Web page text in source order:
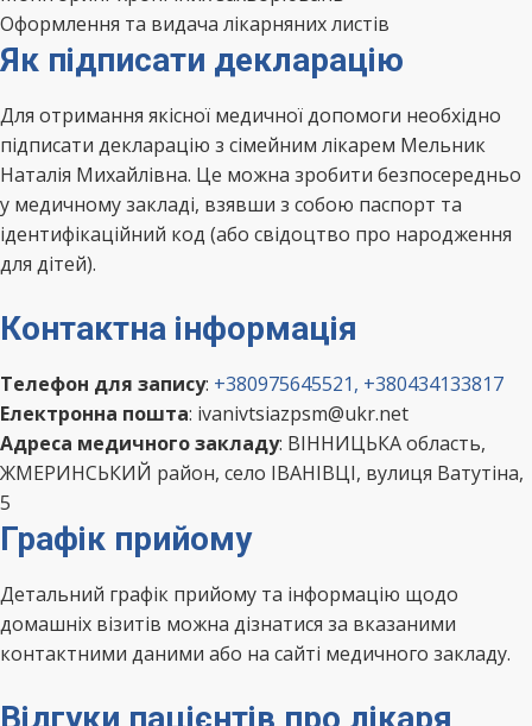
Оформлення та видача лікарняних листів
Як підписати декларацію
Для отримання якісної медичної допомоги необхідно
підписати декларацію з сімейним лікарем Мельник
Наталія Михайлівна. Це можна зробити безпосередньо
у медичному закладі, взявши з собою паспорт та
ідентифікаційний код (або свідоцтво про народження
для дітей).
Контактна інформація
Телефон для запису: +380975645521, +380434133817
Електронна пошта: ivanivtsiazpsm@ukr.net
Адреса медичного закладу: ВІННИЦЬКА область,
ЖМЕРИНСЬКИЙ район, село ІВАНІВЦІ, вулиця Ватутіна,
5
Графік прийому
Детальний графік прийому та інформацію щодо
домашніх візитів можна дізнатися за вказаними
контактними даними або на сайті медичного закладу.